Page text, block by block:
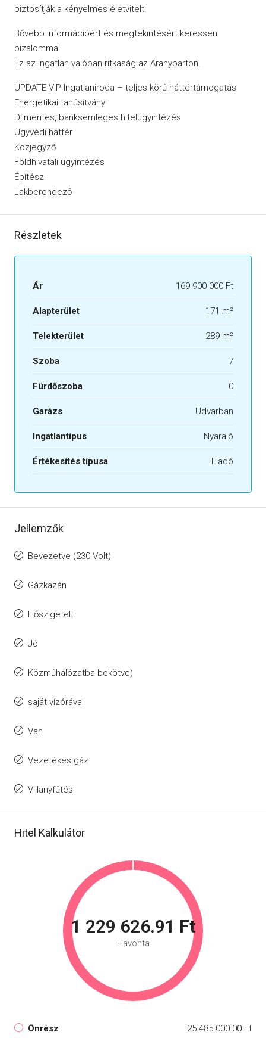
biztosítják a kényelmes életvitelt.
Bővebb információért és megtekintésért keressen
bizalommal!
Ez az ingatlan valóban ritkaság az Aranyparton!
UPDATE VIP Ingatlaniroda – teljes körű háttértámogatás
Energetikai tanúsítvány
Díjmentes, banksemleges hitelügyintézés
Ügyvédi háttér
Közjegyző
Földhivatali ügyintézés
Építész
Lakberendező
Részletek
Ár 169 900 000 Ft
Alapterület 171 m²
Telekterület 289 m²
Szoba 7
Fürdőszoba 0
Garázs Udvarban
Ingatlantípus Nyaraló
Értékesítés típusa Eladó
Jellemzők
Bevezetve (230 Volt)
Gázkazán
Hőszigetelt
Jó
Közműhálózatba bekötve)
saját vízórával
Van
Vezetékes gáz
Villanyfűtés
Hitel Kalkulátor
1 229 626.91 Ft
Havonta
Önrész 25 485 000.00 Ft